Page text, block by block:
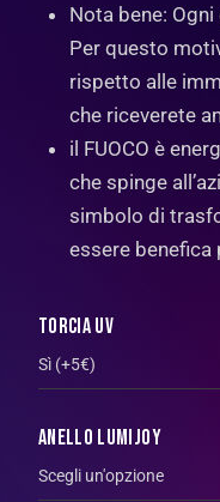
Nota bene:
Per questo
rispetto alle
che riceverete
il FUOCO è
che spinge
simbolo di
essere benefica
Torcia UV
Anello LumiJoy